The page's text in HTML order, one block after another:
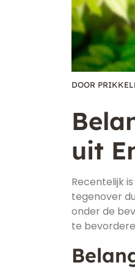
DOOR
uit
Recentelijk
tegenover
onder de
te